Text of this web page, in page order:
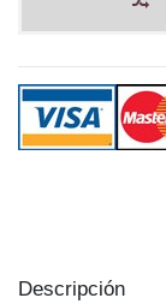
Descripción